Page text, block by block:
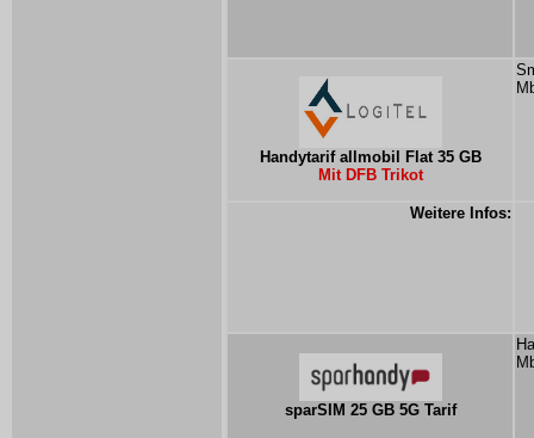
Handytarif allmobil Flat 35 GB
Mit DFB Trikot
Weitere Infos:
sparSIM 25 GB 5G Tarif